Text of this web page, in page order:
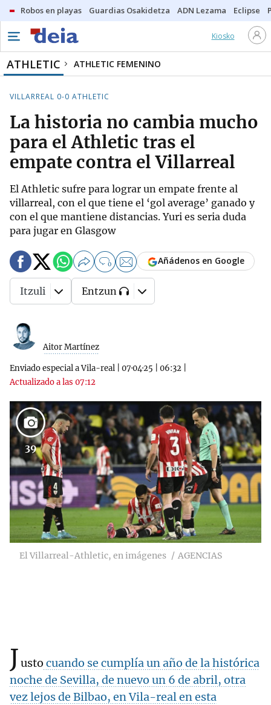
Robos en playas Guardias Osakidetza ADN Lezama Eclipse
Kiosko
ATHLETIC ATHLETIC FEMENINO
VILLARREAL 0-0 ATHLETIC
La historia no cambia mucho
para el Athletic tras el
empate contra el Villarreal
El Athletic sufre para lograr un empate frente al
villarreal, con el que tiene el ‘gol average’ ganado y
con el que mantiene distancias. Yuri es seria duda
para jugar en Glasgow
Aitor Martínez
Enviado especial a Vila-real 07·04·25 06:32
Actualizado a las 07:12
0 Añádenos en Google
Itzuli Entzun
39
El Villarreal-Athletic, en imágenes AGENCIAS
Justo cuando se cumplía un año de la histórica
noche de Sevilla, de nuevo un 6 de abril, otra
vez lejos de Bilbao, en Vila-real en esta